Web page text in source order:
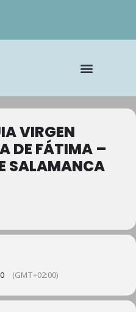
VIRGEN
DE FÁTIMA –
SALAMANCA
(GMT+02:00)